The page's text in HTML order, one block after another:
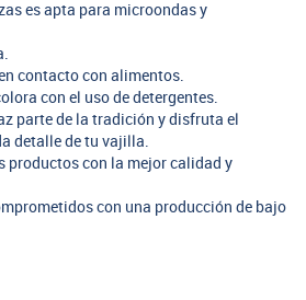
es apta para microondas y
contacto con alimentos.
con el uso de detergentes.
parte de la tradición y disfruta el
detalle de tu vajilla.
productos con la mejor calidad y
con una producción de bajo